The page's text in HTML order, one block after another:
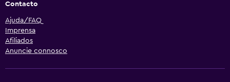
Contacto
Ajuda/FAQ
Imprensa
Afiliados
Anuncie connosco